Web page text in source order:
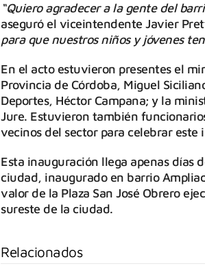
“Quiero agradecer a la gente del
aseguró el viceintendente Javier
para que nuestros niños y jóvenes
En el acto estuvieron presentes el
Provincia de Córdoba, Miguel
Deportes, Héctor Campana; y la
Jure. Estuvieron también
vecinos del sector para celebrar
Esta inauguración llega apenas días
ciudad, inaugurado en barrio
valor de la Plaza San José Obrero
sureste de la ciudad.
Relacionados